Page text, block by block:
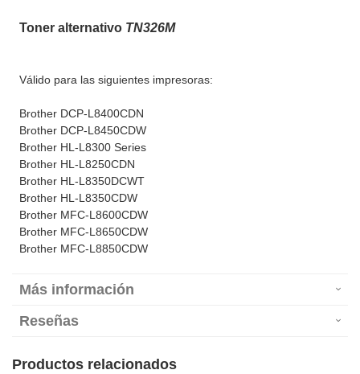
Toner alternativo TN326M
Válido para las siguientes impresoras:
Brother DCP-L8400CDN
Brother DCP-L8450CDW
Brother HL-L8300 Series
Brother HL-L8250CDN
Brother HL-L8350DCWT
Brother HL-L8350CDW
Brother MFC-L8600CDW
Brother MFC-L8650CDW
Brother MFC-L8850CDW
Más información
Reseñas
Productos relacionados